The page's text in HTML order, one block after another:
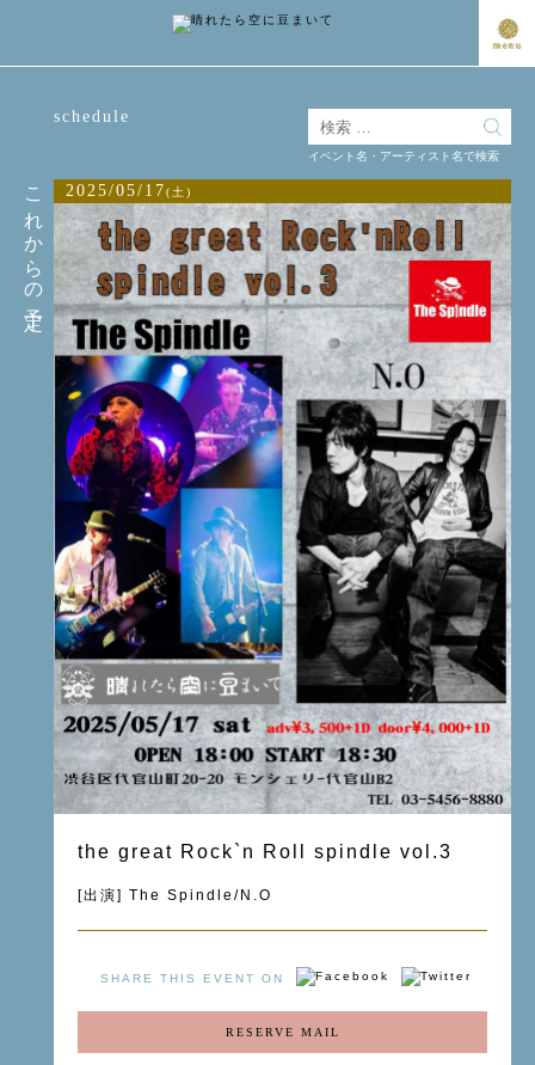
これからの予定
schedule
2025/05/17(土)
the great Rock`n Roll spindle vol.3
[出演] The Spindle/N.O
SHARE THIS EVENT ON
RESERVE MAIL
イベント名・アーティスト名で検索